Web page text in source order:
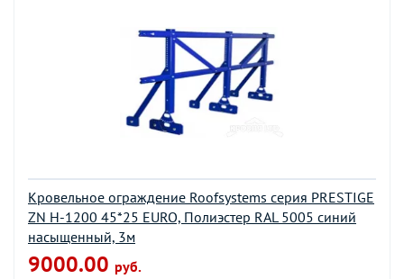
Кровельное ограждение Roofsystems серия PRESTIGE
ZN H-1200 45*25 EURO, Полиэстер RAL 5005 синий
насыщенный, 3м
9000.00 руб.